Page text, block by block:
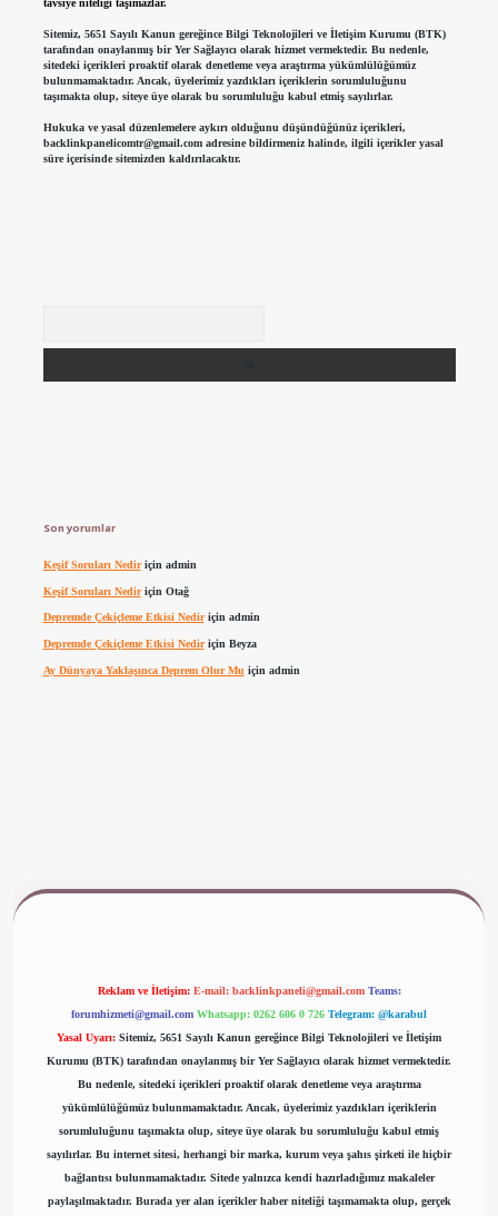
tavsiye niteliği taşımazlar.
Sitemiz, 5651 Sayılı Kanun gereğince Bilgi Teknolojileri ve İletişim Kurumu (BTK)
tarafından onaylanmış bir Yer Sağlayıcı olarak hizmet vermektedir. Bu nedenle,
sitedeki içerikleri proaktif olarak denetleme veya araştırma yükümlülüğümüz
bulunmamaktadır. Ancak, üyelerimiz yazdıkları içeriklerin sorumluluğunu
taşımakta olup, siteye üye olarak bu sorumluluğu kabul etmiş sayılırlar.
Hukuka ve yasal düzenlemelere aykırı olduğunu düşündüğünüz içerikleri,
backlinkpanelicomtr@gmail.comadresine bildirmeniz halinde, ilgili içerikler yasal
süre içerisinde sitemizden kaldırılacaktır.
Son yorumlar
Keşif Soruları Nediriçin admin
Keşif Soruları Nediriçin Otağ
Depremde Çekiçleme Etkisi Nediriçin admin
Depremde Çekiçleme Etkisi Nediriçin Beyza
Ay Dünyaya Yaklaşınca Deprem Olur Mu için admin
Reklam ve İletişim: E-mail: backlinkpaneli@gmail.com Teams:
forumhizmeti@gmail.com Whatsapp: 0262 606 0 726 Telegram: @karabul
Yasal Uyarı: Sitemiz, 5651 Sayılı Kanun gereğince Bilgi Teknolojileri ve İletişim
Kurumu (BTK) tarafından onaylanmış bir Yer Sağlayıcı olarak hizmet vermektedir.
Bu nedenle, sitedeki içerikleri proaktif olarak denetleme veya araştırma
yükümlülüğümüz bulunmamaktadır. Ancak, üyelerimiz yazdıkları içeriklerin
sorumluluğunu taşımakta olup, siteye üye olarak bu sorumluluğu kabul etmiş
sayılırlar. Bu internet sitesi, herhangi bir marka, kurum veya şahıs şirketi ile hiçbir
bağlantısı bulunmamaktadır. Sitede yalnızca kendi hazırladığımız makaleler
paylaşılmaktadır. Burada yer alan içerikler haber niteliği taşımamakta olup, gerçek